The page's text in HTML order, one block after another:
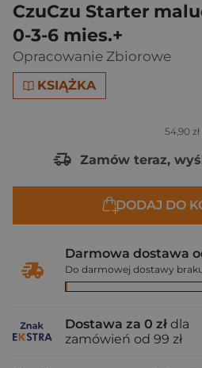
CzuCzu Starter
0-3-6 mies.+
Opracowanie Zbiorowe
KSIĄŻKA
54,90 zł
Zamów teraz,
DODAJ DO
Darmowa dostawa
Do darmowej dostawy
Dostawa za 0 zł dla
zamówień od 99 zł